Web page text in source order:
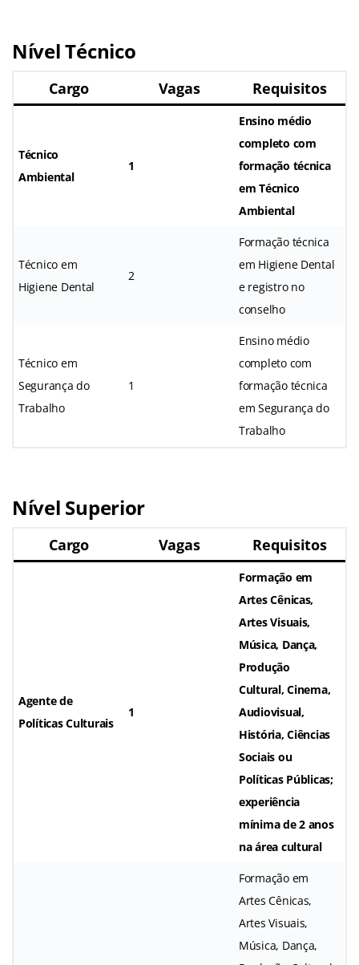
Nível Técnico
Cargo Vagas Requisitos
Técnico
Ambiental
1
Ensino médio
completo com
formação técnica
em Técnico
Ambiental
Técnico em
Higiene Dental
2
Formação técnica
em Higiene Dental
e registro no
conselho
Técnico em
Segurança do
Trabalho
1
Ensino médio
completo com
formação técnica
em Segurança do
Trabalho
Nível Superior
Cargo Vagas Requisitos
Agente de
Políticas Culturais
1
Formação em
Artes Cênicas,
Artes Visuais,
Música, Dança,
Produção
Cultural, Cinema,
Audiovisual,
História, Ciências
Sociais ou
Políticas Públicas;
experiência
mínima de 2 anos
na área cultural
Formação em
Artes Cênicas,
Artes Visuais,
Música, Dança,